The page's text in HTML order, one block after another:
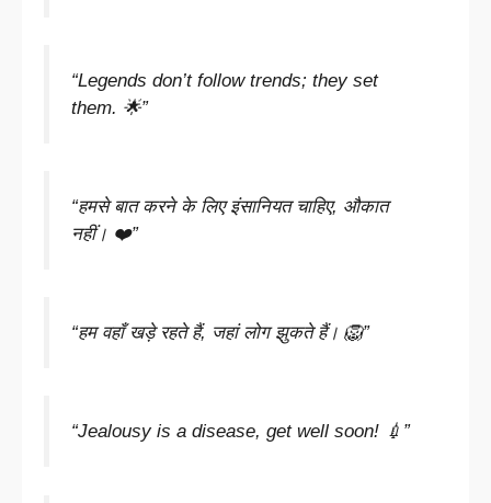
“Legends don’t follow trends; they set
them. 🌟”
“हमसे बात करने के लिए इंसानियत चाहिए, औकात
नहीं। ❤️”
“हम वहाँ खड़े रहते हैं, जहां लोग झुकते हैं। 🦁”
“Jealousy is a disease, get well soon! 💉”